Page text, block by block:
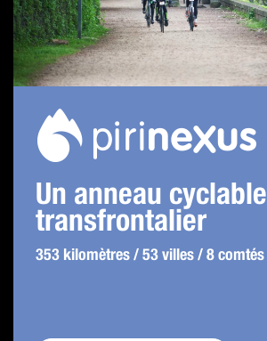
Un anneau cyclable
transfrontalier
353 kilomètres / 53 villes / 8 comtés